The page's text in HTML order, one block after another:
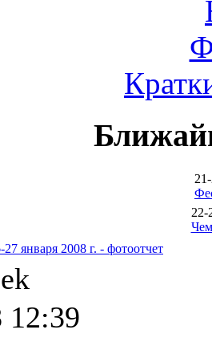
22-
января 2008 г. - фотоотчет
12:39